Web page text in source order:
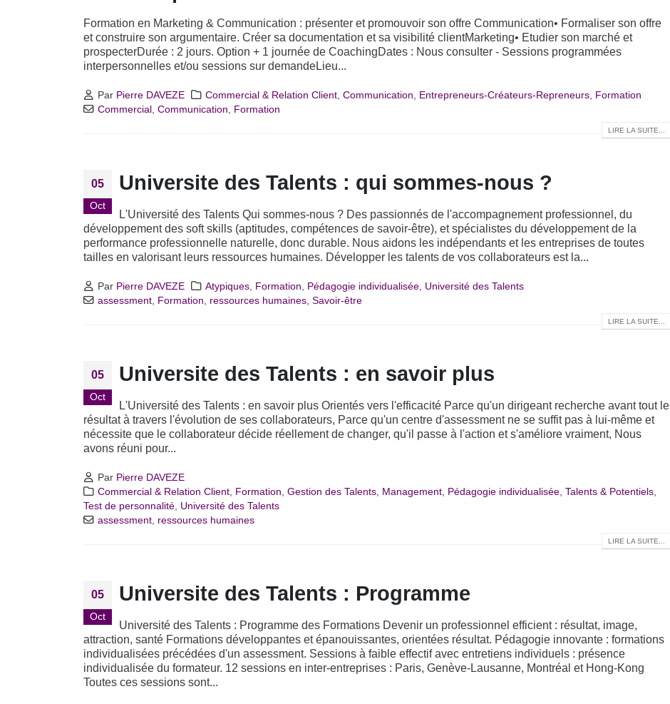
Formation en Marketing & Communication : présenter et promouvoir son offre Communication• Formaliser son offre
et construire son argumentaire. Créer sa documentation et sa visibilité clientMarketing• Etudier son marché et
prospecterDurée : 2 jours. Option + 1 journée de CoachingDates : Nous consulter - Sessions programmées
interpersonnelles et/ou sessions sur demandeLieu...
Par Pierre DAVEZE Commercial & Relation Client, Communication Entrepreneurs-Créateurs-Repreneurs, Formation
Commercial ,Communication Formation
LIRE LA SUITE...
05
Oct
Universite des Talents : qui sommes-nous ?
L'Université des Talents Qui sommes-nous ? Des passionnés de l'accompagnement professionnel, du
développement des soft skills (aptitudes, compétences de savoir-être), et spécialistes du développement de la
performance professionnelle naturelle, donc durable. Nous aidons les indépendants et les entreprises de toutes
tailles en valorisant leurs ressources humaines. Développer les talents de vos collaborateurs est la...
Par Pierre DAVEZE Atypiques, Formation Pédagogie individualisée, Université des Talents
assessment Formation ressources humaines ,Savoir-être
LIRE LA SUITE...
05
Oct
Universite des Talents : en savoir plus
L'Université des Talents : en savoir plus Orientés vers l'efficacité Parce qu'un dirigeant recherche avant tout le
résultat à travers l'évolution de ses collaborateurs, Parce qu'un centre d'assessment ne se suffit pas à lui-même et
nécessite que le collaborateur décide réellement de changer, qu'il passe à l'action et s'améliore vraiment, Nous
avons réuni pour...
Par Pierre DAVEZE
Commercial & Relation Client Formation ,Gestion des Talents Management Pédagogie individualisée ,Talents & Potentiels
Test de personnalité Université des Talents
assessment ressources humaines
LIRE LA SUITE...
05
Oct
Universite des Talents : Programme
Université des Talents : Programme des Formations Devenir un professionnel efficient : résultat, image,
attraction, santé Formations développantes et épanouissantes, orientées résultat. Pédagogie innovante : formations
individualisées précédées d'un assessment. Sessions à faible effectif avec entretiens individuels : présence
individualisée du formateur. 12 sessions en inter-entreprises : Paris, Genève-Lausanne, Montréal et Hong-Kong
Toutes ces sessions sont...